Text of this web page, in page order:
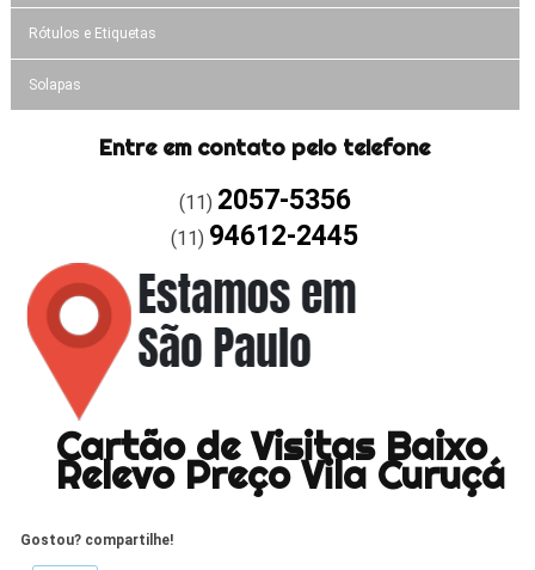
Rótulos e Etiquetas
Solapas
Entre em contato pelo telefone
(11) 2057-5356
(11) 94612-2445
Cartão de Visitas Baixo
Relevo Preço Vila Curuçá
Gostou? compartilhe!